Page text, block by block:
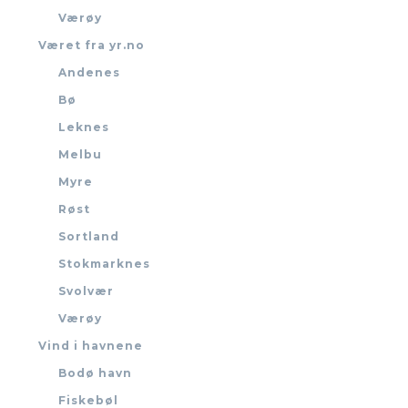
Værøy
Været fra yr.no
Andenes
Bø
Leknes
Melbu
Myre
Røst
Sortland
Stokmarknes
Svolvær
Værøy
Vind i havnene
Bodø havn
Fiskebøl